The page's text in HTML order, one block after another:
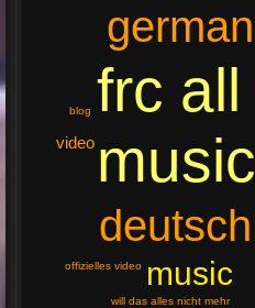
frc all
music
deutsch
german
music
video
offizielles video
blog
will das alles nicht mehr